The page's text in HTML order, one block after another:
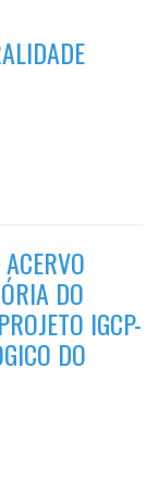
DO
IGCP-
DO